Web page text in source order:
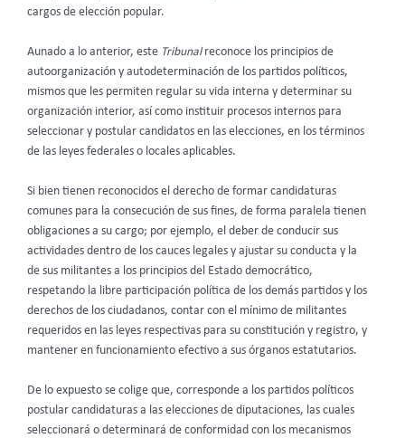
cargos de elección popular.
Aunado a lo anterior, este Tribunal reconoce los principios de
autoorganización y autodeterminación de los partidos políticos,
mismos que les permiten regular su vida interna y determinar su
organización interior, así como instituir procesos internos para
seleccionar y postular candidatos en las elecciones, en los términos
de las leyes federales o locales aplicables.
Si bien tienen reconocidos el derecho de formar candidaturas
comunes para la consecución de sus fines, de forma paralela tienen
obligaciones a su cargo; por ejemplo, el deber de conducir sus
actividades dentro de los cauces legales y ajustar su conducta y la
de sus militantes a los principios del Estado democrático,
respetando la libre participación política de los demás partidos y los
derechos de los ciudadanos, contar con el mínimo de militantes
requeridos en las leyes respectivas para su constitución y registro, y
mantener en funcionamiento efectivo a sus órganos estatutarios.
De lo expuesto se colige que, corresponde a los partidos políticos
postular candidaturas a las elecciones de diputaciones, las cuales
seleccionará o determinará de conformidad con los mecanismos